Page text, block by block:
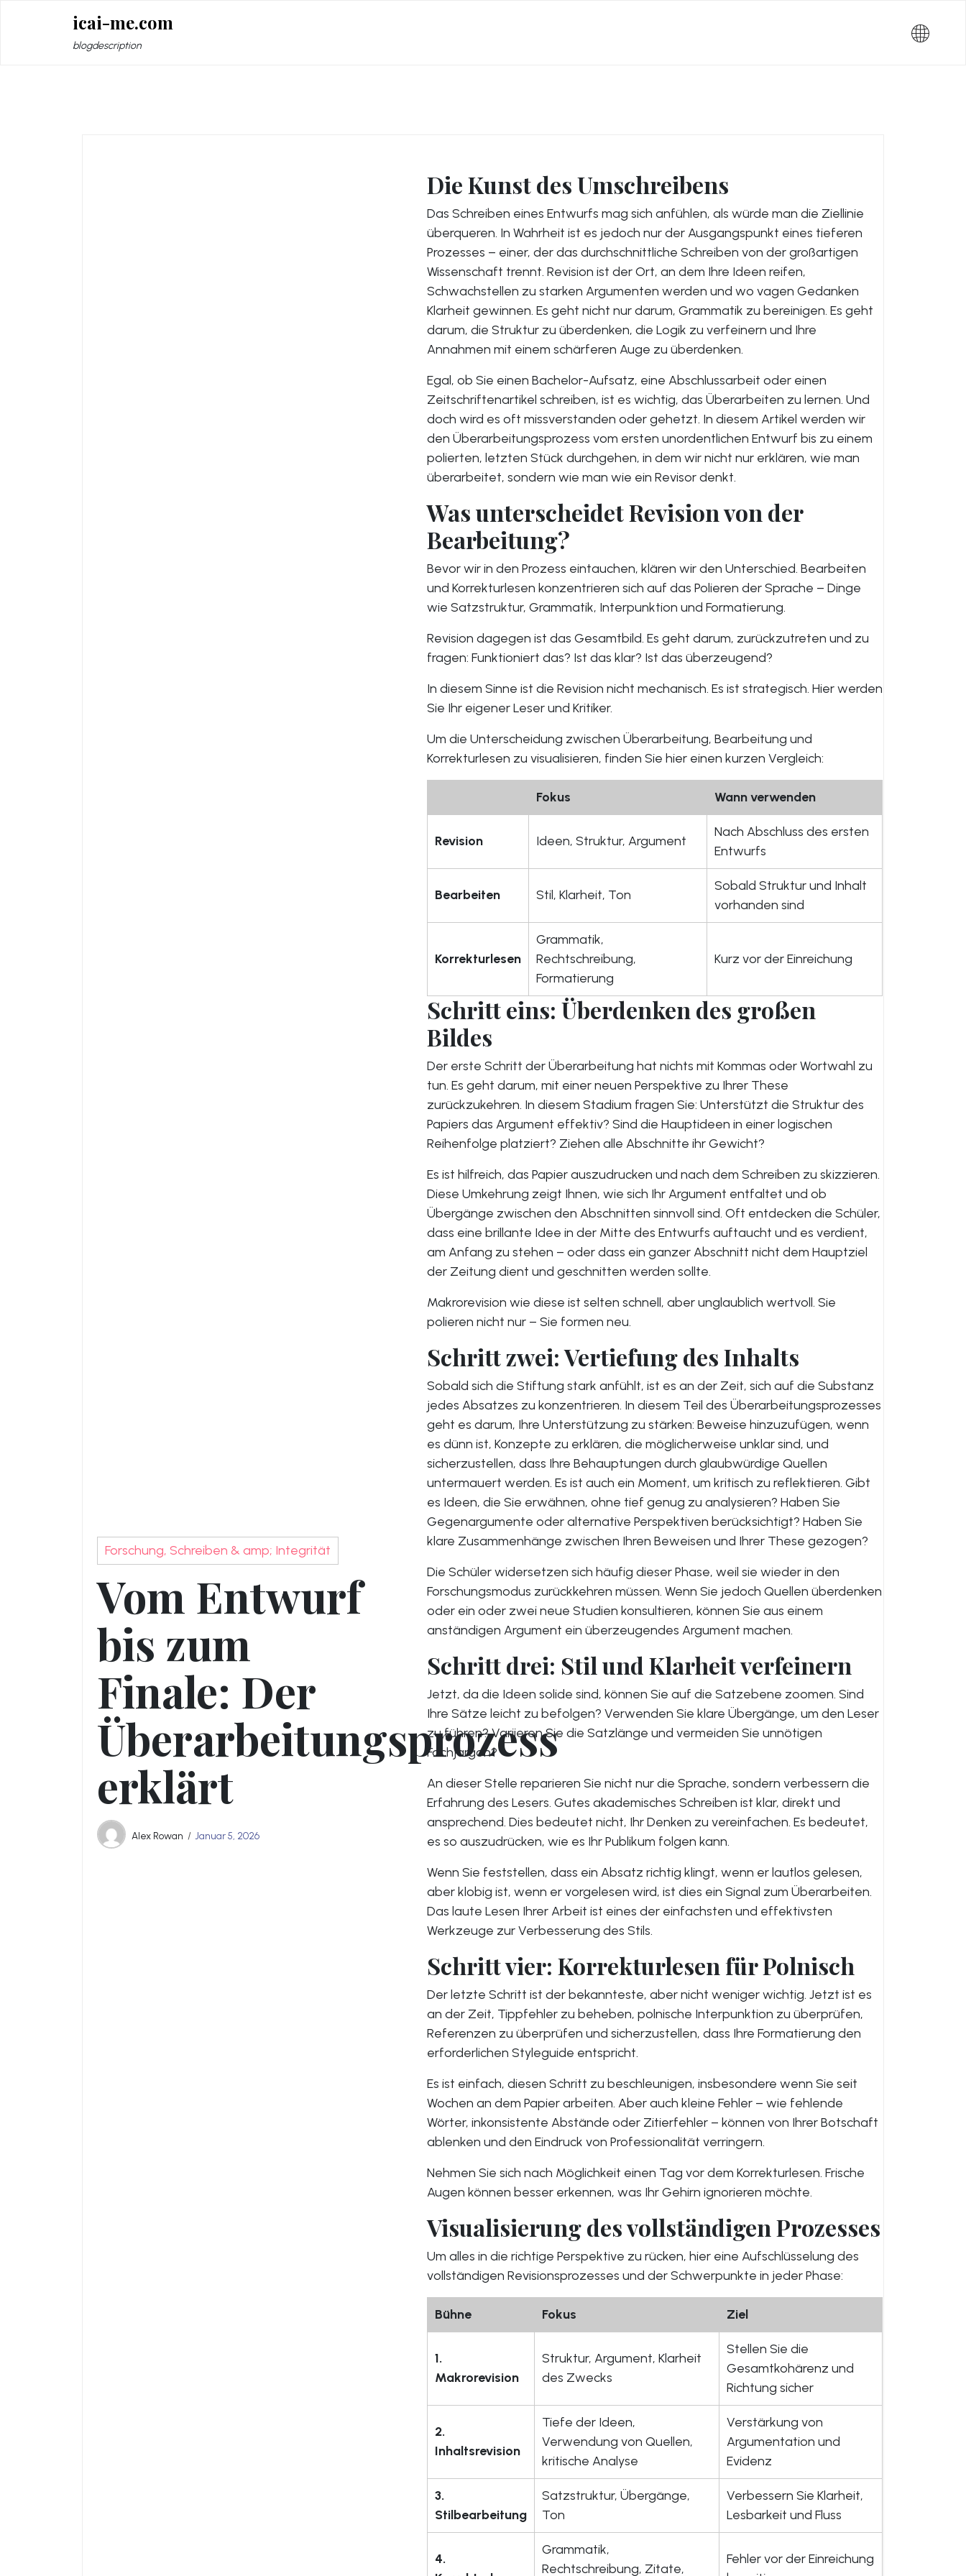
icai-me.com
blogdescription
Forschung, Schreiben & amp; Integrität
Vom Entwurf
bis zum
Finale: Der
Überarbeitungsprozess
erklärt
Alex Rowan Januar 5, 2026
Die Kunst des Umschreibens
Das Schreiben eines Entwurfs mag sich anfühlen, als würde man die Ziellinie
überqueren. In Wahrheit ist es jedoch nur der Ausgangspunkt eines tieferen
Prozesses – einer, der das durchschnittliche Schreiben von der großartigen
Wissenschaft trennt. Revision ist der Ort, an dem Ihre Ideen reifen,
Schwachstellen zu starken Argumenten werden und wo vagen Gedanken
Klarheit gewinnen. Es geht nicht nur darum, Grammatik zu bereinigen. Es geht
darum, die Struktur zu überdenken, die Logik zu verfeinern und Ihre
Annahmen mit einem schärferen Auge zu überdenken.
Egal, ob Sie einen Bachelor-Aufsatz, eine Abschlussarbeit oder einen
Zeitschriftenartikel schreiben, ist es wichtig, das Überarbeiten zu lernen. Und
doch wird es oft missverstanden oder gehetzt. In diesem Artikel werden wir
den Überarbeitungsprozess vom ersten unordentlichen Entwurf bis zu einem
polierten, letzten Stück durchgehen, in dem wir nicht nur erklären, wie man
überarbeitet, sondern wie man wie ein Revisor denkt.
Was unterscheidet Revision von der
Bearbeitung?
Bevor wir in den Prozess eintauchen, klären wir den Unterschied. Bearbeiten
und Korrekturlesen konzentrieren sich auf das Polieren der Sprache – Dinge
wie Satzstruktur, Grammatik, Interpunktion und Formatierung.
Revision dagegen ist das Gesamtbild. Es geht darum, zurückzutreten und zu
fragen: Funktioniert das? Ist das klar? Ist das überzeugend?
In diesem Sinne ist die Revision nicht mechanisch. Es ist strategisch. Hier werden
Sie Ihr eigener Leser und Kritiker.
Um die Unterscheidung zwischen Überarbeitung, Bearbeitung und
Korrekturlesen zu visualisieren, finden Sie hier einen kurzen Vergleich:
Fokus Wann verwenden
Revision Ideen, Struktur, Argument
Nach Abschluss des ersten
Entwurfs
Bearbeiten Stil, Klarheit, Ton
Sobald Struktur und Inhalt
vorhanden sind
Korrekturlesen
Grammatik,
Rechtschreibung,
Formatierung
Kurz vor der Einreichung
Schritt eins: Überdenken des großen
Bildes
Der erste Schritt der Überarbeitung hat nichts mit Kommas oder Wortwahl zu
tun. Es geht darum, mit einer neuen Perspektive zu Ihrer These
zurückzukehren. In diesem Stadium fragen Sie: Unterstützt die Struktur des
Papiers das Argument effektiv? Sind die Hauptideen in einer logischen
Reihenfolge platziert? Ziehen alle Abschnitte ihr Gewicht?
Es ist hilfreich, das Papier auszudrucken und nach dem Schreiben zu skizzieren.
Diese Umkehrung zeigt Ihnen, wie sich Ihr Argument entfaltet und ob
Übergänge zwischen den Abschnitten sinnvoll sind. Oft entdecken die Schüler,
dass eine brillante Idee in der Mitte des Entwurfs auftaucht und es verdient,
am Anfang zu stehen – oder dass ein ganzer Abschnitt nicht dem Hauptziel
der Zeitung dient und geschnitten werden sollte.
Makrorevision wie diese ist selten schnell, aber unglaublich wertvoll. Sie
polieren nicht nur – Sie formen neu.
Schritt zwei: Vertiefung des Inhalts
Sobald sich die Stiftung stark anfühlt, ist es an der Zeit, sich auf die Substanz
jedes Absatzes zu konzentrieren. In diesem Teil des Überarbeitungsprozesses
geht es darum, Ihre Unterstützung zu stärken: Beweise hinzuzufügen, wenn
es dünn ist, Konzepte zu erklären, die möglicherweise unklar sind, und
sicherzustellen, dass Ihre Behauptungen durch glaubwürdige Quellen
untermauert werden. Es ist auch ein Moment, um kritisch zu reflektieren. Gibt
es Ideen, die Sie erwähnen, ohne tief genug zu analysieren? Haben Sie
Gegenargumente oder alternative Perspektiven berücksichtigt? Haben Sie
klare Zusammenhänge zwischen Ihren Beweisen und Ihrer These gezogen?
Die Schüler widersetzen sich häufig dieser Phase, weil sie wieder in den
Forschungsmodus zurückkehren müssen. Wenn Sie jedoch Quellen überdenken
oder ein oder zwei neue Studien konsultieren, können Sie aus einem
anständigen Argument ein überzeugendes Argument machen.
Schritt drei: Stil und Klarheit verfeinern
Jetzt, da die Ideen solide sind, können Sie auf die Satzebene zoomen. Sind
Ihre Sätze leicht zu befolgen? Verwenden Sie klare Übergänge, um den Leser
zu führen? Variieren Sie die Satzlänge und vermeiden Sie unnötigen
Fachjargon?
An dieser Stelle reparieren Sie nicht nur die Sprache, sondern verbessern die
Erfahrung des Lesers. Gutes akademisches Schreiben ist klar, direkt und
ansprechend. Dies bedeutet nicht, Ihr Denken zu vereinfachen. Es bedeutet,
es so auszudrücken, wie es Ihr Publikum folgen kann.
Wenn Sie feststellen, dass ein Absatz richtig klingt, wenn er lautlos gelesen,
aber klobig ist, wenn er vorgelesen wird, ist dies ein Signal zum Überarbeiten.
Das laute Lesen Ihrer Arbeit ist eines der einfachsten und effektivsten
Werkzeuge zur Verbesserung des Stils.
Schritt vier: Korrekturlesen für Polnisch
Der letzte Schritt ist der bekannteste, aber nicht weniger wichtig. Jetzt ist es
an der Zeit, Tippfehler zu beheben, polnische Interpunktion zu überprüfen,
Referenzen zu überprüfen und sicherzustellen, dass Ihre Formatierung den
erforderlichen Styleguide entspricht.
Es ist einfach, diesen Schritt zu beschleunigen, insbesondere wenn Sie seit
Wochen an dem Papier arbeiten. Aber auch kleine Fehler – wie fehlende
Wörter, inkonsistente Abstände oder Zitierfehler – können von Ihrer Botschaft
ablenken und den Eindruck von Professionalität verringern.
Nehmen Sie sich nach Möglichkeit einen Tag vor dem Korrekturlesen. Frische
Augen können besser erkennen, was Ihr Gehirn ignorieren möchte.
Visualisierung des vollständigen Prozesses
Um alles in die richtige Perspektive zu rücken, hier eine Aufschlüsselung des
vollständigen Revisionsprozesses und der Schwerpunkte in jeder Phase:
Bühne Fokus Ziel
1.
Makrorevision
Struktur, Argument, Klarheit
des Zwecks
Stellen Sie die
Gesamtkohärenz und
Richtung sicher
2.
Inhaltsrevision
Tiefe der Ideen,
Verwendung von Quellen,
kritische Analyse
Verstärkung von
Argumentation und
Evidenz
3.
Stilbearbeitung
Satzstruktur, Übergänge,
Ton
Verbessern Sie Klarheit,
Lesbarkeit und Fluss
4.
Grammatik,
Rechtschreibung, Zitate,
Fehler vor der Einreichung